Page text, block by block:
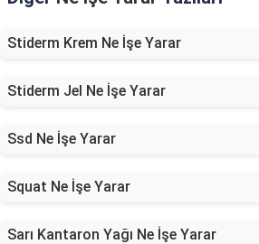
Stiderm Krem Ne İşe Yarar
Stiderm Jel Ne İşe Yarar
Ssd Ne İşe Yarar
Squat Ne İşe Yarar
Sarı Kantaron Yağı Ne İşe Yarar